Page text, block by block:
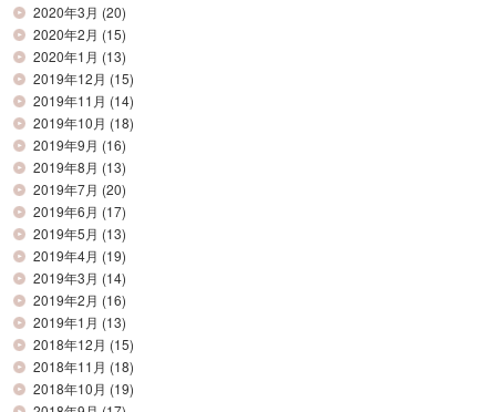
2020年3月 (20)
2020年2月 (15)
2020年1月 (13)
2019年12月 (15)
2019年11月 (14)
2019年10月 (18)
2019年9月 (16)
2019年8月 (13)
2019年7月 (20)
2019年6月 (17)
2019年5月 (13)
2019年4月 (19)
2019年3月 (14)
2019年2月 (16)
2019年1月 (13)
2018年12月 (15)
2018年11月 (18)
2018年10月 (19)